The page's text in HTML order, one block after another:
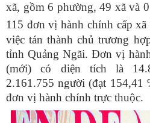
xã, gồm 6 phường, 49 xã và
115 đơn vị hành chính cấp xã
việc tán thành chủ trương
tỉnh Quảng Ngãi.Đơn vị
(mới) có diện tích là
2.161.755 người (đạt 154,41
đơn vị hành chính trực thuộc.